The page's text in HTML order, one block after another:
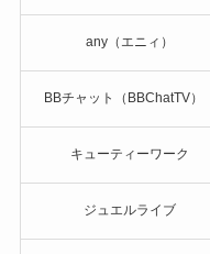
any（エニィ）
BBチャット（BBChatTV）
キューティーワーク
ジュエルライブ